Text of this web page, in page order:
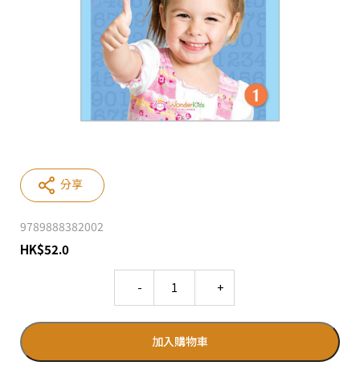
9789888382002
HK$52.0
加入購物車
分享